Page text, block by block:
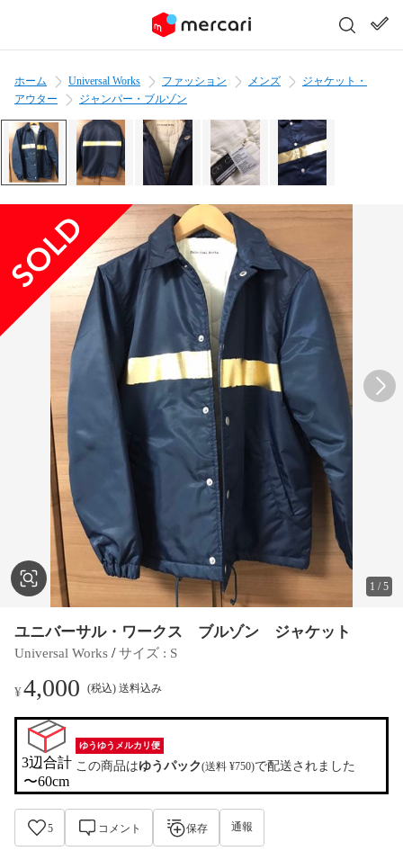
ホーム Universal Works ファッション メンズ
ジャケット・
アウター
ジャンパー・ブルゾン
1 /5
ユニバーサル・ワークス ブルゾン ジャケット
Universal Works / サイズ : S
¥4,000 (税込) 送料込み
3辺合計
〜60cm
ゆうゆうメルカリ便
この商品はゆうパック(送料 ¥750)で配送されました
5 コメント 保存 通報